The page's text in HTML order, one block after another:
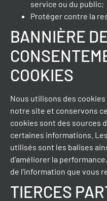
service ou du public;
Protéger contre la
BANNIÈRE
COOKIES
Nous utilisons des cookies
notre site et conservons
cookies sont des sources
certaines informations.
utilisés sont les balises
d’améliorer la
de l’information que vous
TIERCES